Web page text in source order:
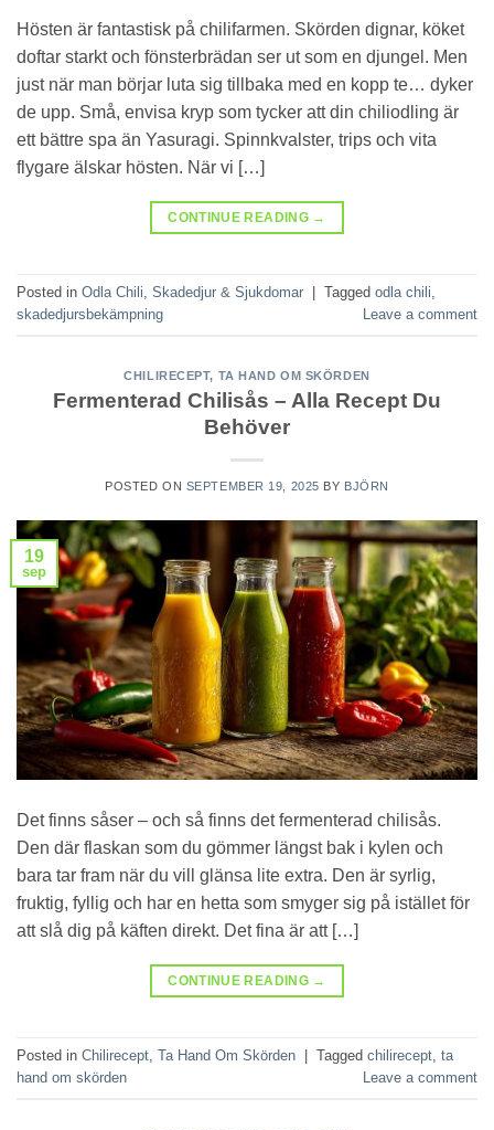
Hösten är fantastisk på chilifarmen. Skörden dignar, köket
doftar starkt och fönsterbrädan ser ut som en djungel. Men
just när man börjar luta sig tillbaka med en kopp te… dyker
de upp. Små, envisa kryp som tycker att din chiliodling är
ett bättre spa än Yasuragi. Spinnkvalster, trips och vita
flygare älskar hösten. När vi […]
CONTINUE READING →
Posted in Odla Chili, Skadedjur & Sjukdomar Tagged odla chili,
skadedjursbekämpning
Leave a comment
CHILIRECEPT, TA HAND OM SKÖRDEN
Fermenterad Chilisås – Alla Recept Du
Behöver
POSTED ON SEPTEMBER 19, 2025 BY BJÖRN
19
sep
Det finns såser – och så finns det fermenterad chilisås.
Den där flaskan som du gömmer längst bak i kylen och
bara tar fram när du vill glänsa lite extra. Den är syrlig,
fruktig, fyllig och har en hetta som smyger sig på istället för
att slå dig på käften direkt. Det fina är att […]
CONTINUE READING →
Posted in Chilirecept, Ta Hand Om Skörden Tagged chilirecept, ta
hand om skörden
Leave a comment